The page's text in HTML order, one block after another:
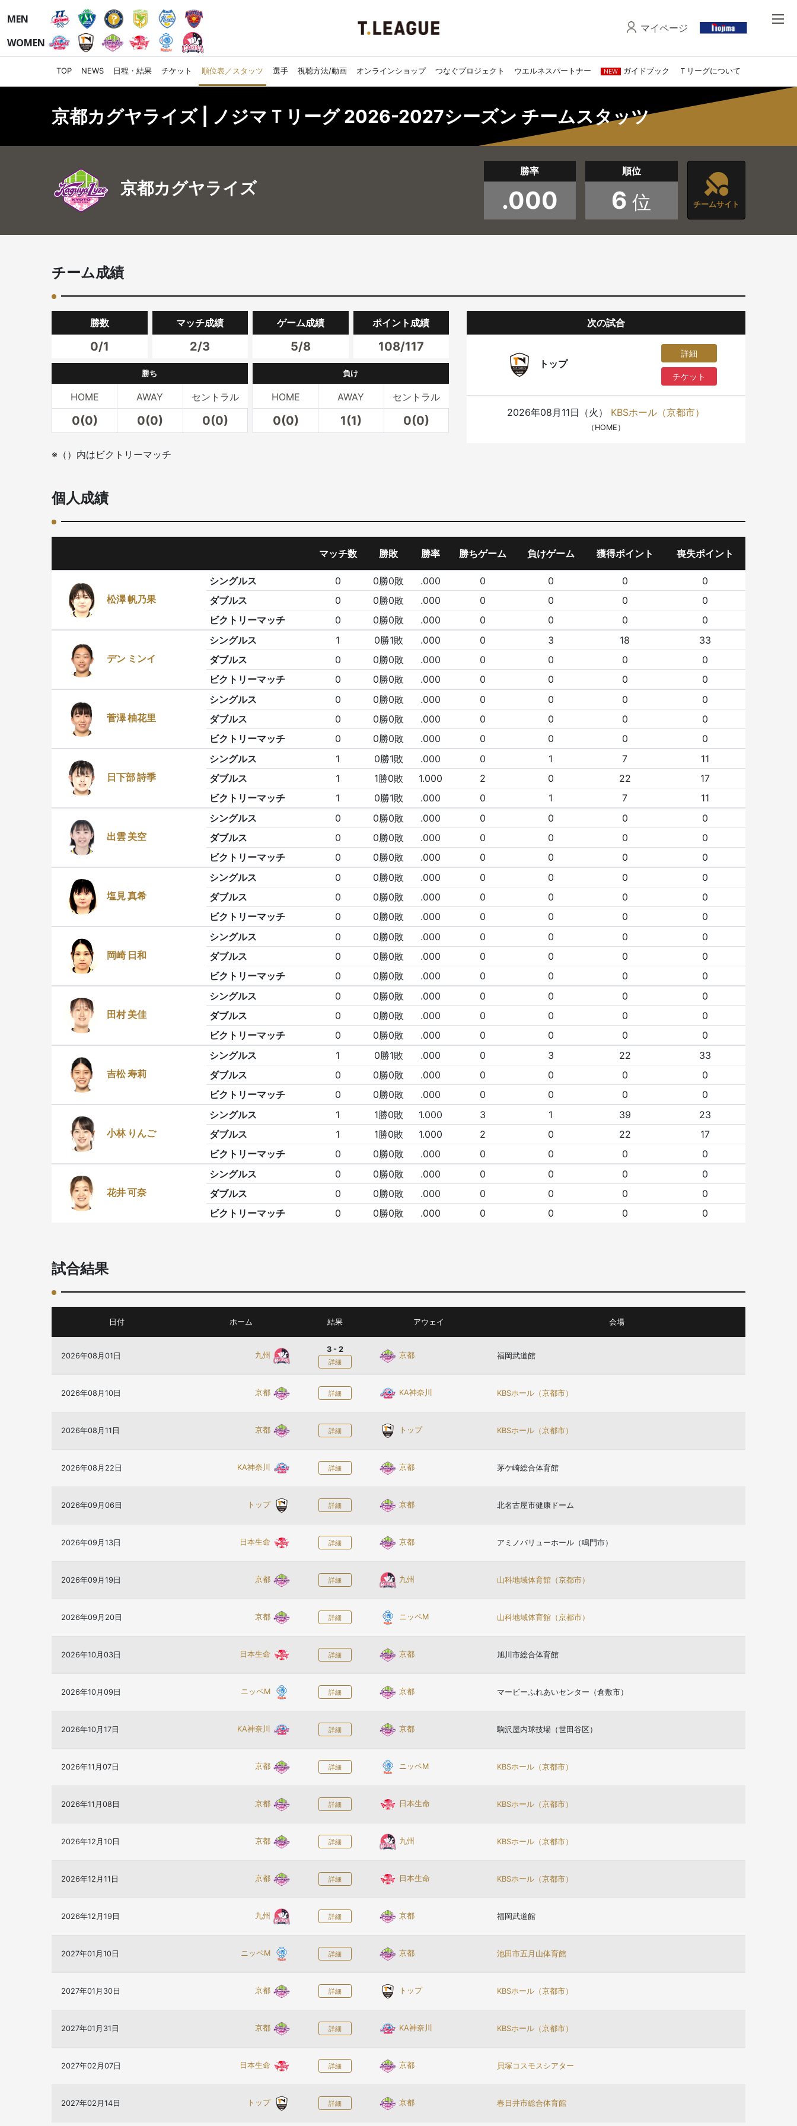
MEN
WOMEN
マイページ
TOP NEWS 日程・結果 チケット 順位表／スタッツ 選手 視聴方法/動画 オンラインショップ つなぐプロジェクト ウエルネスパートナー NEW ガイドブック Ｔリーグについて
京都カグヤライズ | ノジマＴリーグ 2026-2027シーズン チームスタッツ
京都カグヤライズ
勝率
.000
順位
6位 チームサイト
チーム成績
勝数
0/1
マッチ成績
2/3
ゲーム成績
5/8
ポイント成績
108/117
HOME
0(0)
勝ち
AWAY
0(0)
セントラル
0(0)
HOME
0(0)
負け
AWAY
1(1)
セントラル
0(0)
次の試合
トップ
詳細
チケット
2026年08月11日（火） KBSホール（京都市）
（HOME）
※（）内はビクトリーマッチ
個人成績
マッチ数 勝敗 勝率 勝ちゲーム 負けゲーム 獲得ポイント 喪失ポイント
松澤 帆乃果
シングルス 0 0勝0敗 .000 0 0 0
0
ダブルス
0 0勝0敗 .000 0 0 0
0
ビクトリーマッチ
0 0勝0敗 .000 0 0 0 0
デン ミンイ
シングルス 1 0勝1敗 .000 0 3 18
33
ダブルス
0 0勝0敗 .000 0 0 0
0
ビクトリーマッチ
0 0勝0敗 .000 0 0 0 0
菅澤 柚花里
シングルス 0 0勝0敗 .000 0 0 0
0
ダブルス
0 0勝0敗 .000 0 0 0
0
ビクトリーマッチ
0 0勝0敗 .000 0 0 0 0
日下部 詩季
シングルス 1 0勝1敗 .000 0 1 7
11
ダブルス
1 1勝0敗 1.000 2 0 22
17
ビクトリーマッチ
1 0勝1敗 .000 0 1 7 11
出雲 美空
シングルス 0 0勝0敗 .000 0 0 0
0
ダブルス
0 0勝0敗 .000 0 0 0
0
ビクトリーマッチ
0 0勝0敗 .000 0 0 0 0
塩見 真希
シングルス 0 0勝0敗 .000 0 0 0
0
ダブルス
0 0勝0敗 .000 0 0 0
0
ビクトリーマッチ
0 0勝0敗 .000 0 0 0 0
岡崎 日和
シングルス 0 0勝0敗 .000 0 0 0
0
ダブルス
0 0勝0敗 .000 0 0 0
0
ビクトリーマッチ
0 0勝0敗 .000 0 0 0 0
田村 美佳
シングルス 0 0勝0敗 .000 0 0 0
0
ダブルス
0 0勝0敗 .000 0 0 0
0
ビクトリーマッチ
0 0勝0敗 .000 0 0 0 0
吉松 寿莉
シングルス 1 0勝1敗 .000 0 3 22
33
ダブルス
0 0勝0敗 .000 0 0 0
0
ビクトリーマッチ
0 0勝0敗 .000 0 0 0 0
小林 りんご
シングルス 1 1勝0敗 1.000 3 1 39
23
ダブルス
1 1勝0敗 1.000 2 0 22
17
ビクトリーマッチ
0 0勝0敗 .000 0 0 0 0
花井 可奈
シングルス 0 0勝0敗 .000 0 0 0
0
ダブルス
0 0勝0敗 .000 0 0 0
0
ビクトリーマッチ
0 0勝0敗 .000 0 0 0 0
試合結果
日付 ホーム 結果 アウェイ 会場
2026年08月01日 九州
3 - 2
詳細
京都 福岡武道館
2026年08月10日 京都 詳細 KA神奈川 KBSホール（京都市）
2026年08月11日 京都 詳細 トップ KBSホール（京都市）
2026年08月22日 KA神奈川 詳細 京都 茅ケ崎総合体育館
2026年09月06日 トップ 詳細 京都 北名古屋市健康ドーム
2026年09月13日 日本生命 詳細 京都 アミノバリューホール（鳴門市）
2026年09月19日 京都 詳細 九州 山科地域体育館（京都市）
2026年09月20日 京都 詳細 ニッペM 山科地域体育館（京都市）
2026年10月03日 日本生命 詳細 京都 旭川市総合体育館
2026年10月09日 ニッペM 詳細 京都 マービーふれあいセンター（倉敷市）
2026年10月17日 KA神奈川 詳細 京都 駒沢屋内球技場（世田谷区）
2026年11月07日 京都 詳細 ニッペM KBSホール（京都市）
2026年11月08日 京都 詳細 日本生命 KBSホール（京都市）
2026年12月10日 京都 詳細 九州 KBSホール（京都市）
2026年12月11日 京都 詳細 日本生命 KBSホール（京都市）
2026年12月19日 九州 詳細 京都 福岡武道館
2027年01月10日 ニッペM 詳細 京都 池田市五月山体育館
2027年01月30日 京都 詳細 トップ KBSホール（京都市）
2027年01月31日 京都 詳細 KA神奈川 KBSホール（京都市）
2027年02月07日 日本生命 詳細 京都 貝塚コスモスシアター
2027年02月14日 トップ 詳細 京都 春日井市総合体育館